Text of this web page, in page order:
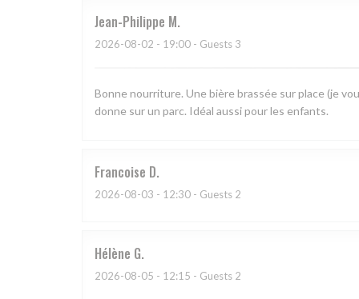
Jean-Philippe M
2026-08-02 - 19:00 - Guests 3
Bonne nourriture. Une bière brassée sur place (je
donne sur un parc. Idéal aussi pour les enfants.
Francoise D
2026-08-03 - 12:30 - Guests 2
Hélène G
2026-08-05 - 12:15 - Guests 2